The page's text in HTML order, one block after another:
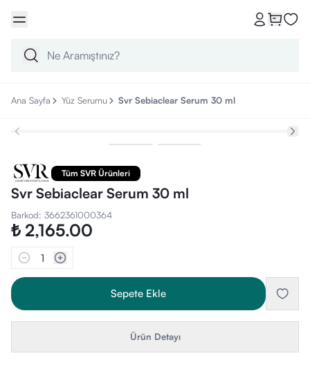
Ana Sayfa Yüz Serumu Svr Sebiaclear Serum 30 ml
Tüm SVR Ürünleri
Svr Sebiaclear Serum 30 ml
Barkod: 3662361000364
₺ 2,165.00
1
Sepete Ekle
Ürün Detayı